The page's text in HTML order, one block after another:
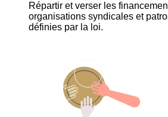
Répartir et verser les
organisations syndicales et
définies par la loi.